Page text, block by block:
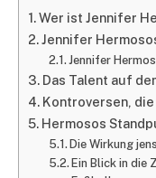
Wer ist Jennifer
Jennifer
Jennifer
Das Talent auf
Kontroversen,
Hermosos
Die Wirkung
Ein Blick in die